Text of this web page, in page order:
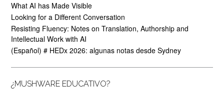
What AI has Made Visible
Looking for a Different Conversation
Resisting Fluency: Notes on Translation, Authorship and
Intellectual Work with AI
(Español) # HEDx 2026: algunas notas desde Sydney
¿MUSHWARE EDUCATIVO?